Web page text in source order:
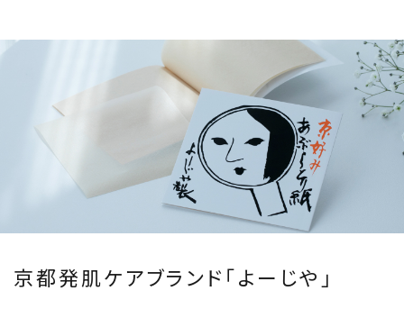
京都発肌ケアブランド「よーじや」